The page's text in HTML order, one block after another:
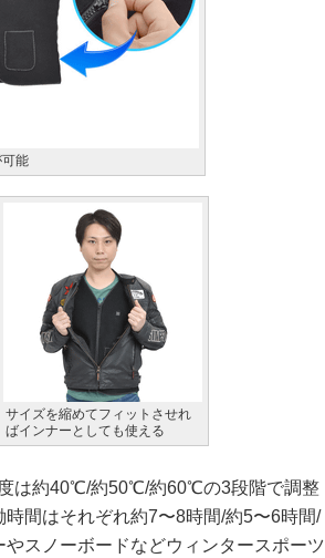
能
サイズを縮めてフィットさせれ
ばインナーとしても使える
は約40℃/約50℃/約60℃の3段階で調整
間はそれぞれ約7〜8時間/約5〜6時間/
スノーボードなどウィンタースポーツ